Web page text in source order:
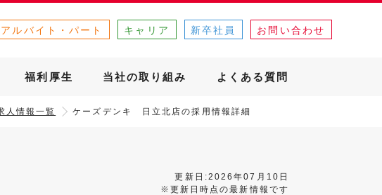
アルバイト・パート キャリア 新卒社員 お問い合わせ
福利厚生 当社の取り組み よくある質問
人情報一覧 ケーズデンキ 日立北店の採用情報詳細
更新日:2026年07月10日
※更新日時点の最新情報です